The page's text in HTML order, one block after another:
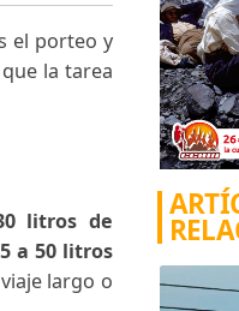
es el porteo y
para que la tarea
(de 20 a 30 litros de